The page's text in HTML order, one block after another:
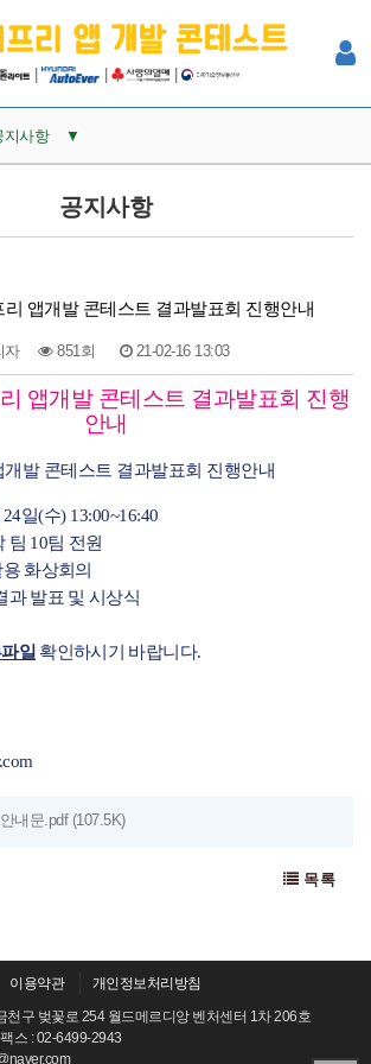
| | |
지사항 ▼
사진
공지사항
리 앱개발 콘테스트 결과발표회 진행안내
자 851회 21-02-16 13:03
앱개발 콘테스트 결과발표회 진행
안내
발 콘테스트 결과발표회 진행안내
일(수) 13:00~16:40
팀 10팀 전원
용 화상회의
과 발표 및 시상식
일 확인하시기 바랍니다.
내문.pdf(107.5K)
목록
이용약관
개인정보처리방침
천구 벚꽃로 254 월드메르디앙 벤처센터 1차 206호
스 : 02-6499-2943